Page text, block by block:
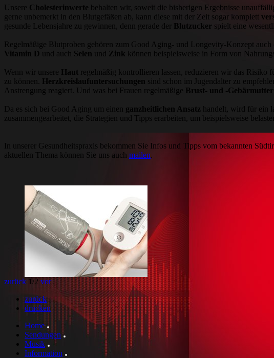
Unsere Cholesterinwerte behalten wir, soweit die bisherigen Ergebnisse
gerne unbemerkt in den Blutgefäßen ab, kann diese mit der Zeit sogar komplett
gesunde Lebensjahre zu gewinnen, denn gerade der Blutzucker spielt eine
Regelmäßige Blutproben gehören zum Good Aging- und Longevity-Konzept auch
Vitamin D und auch Selen und Zink können beispielsweise in Form von
Wenn wir unsere Haut regelmäßig kontrollieren lassen, reduzieren wir das Risiko
zu können.
Herzkreislaufuntersuchungen sind schon im Jugendalter zu
Anstrengung reagiert. Und was bei Frauen regelmäßige Brust- und -
Da es sich bei Good Aging um einen ganzheitlichen Ansatz handelt, wird für ein
zusammengearbeitet, die Strategien und Tipps erarbeiten, um beispielsweise
In unserer Gesundheitspraxis bekommen Sie Infos und Tipps vom bekannten
aktuellen Thema können Sie uns auch mailen.
zurück 1/2 vor
zurück
drucken
Home
Sendungen
Musik
Information